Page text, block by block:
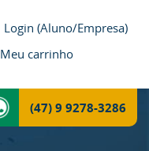
Login (Aluno/Empresa)
Meu carrinho
(47) 9 9278-3286